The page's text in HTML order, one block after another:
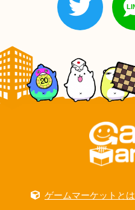
ゲームマーケットとは